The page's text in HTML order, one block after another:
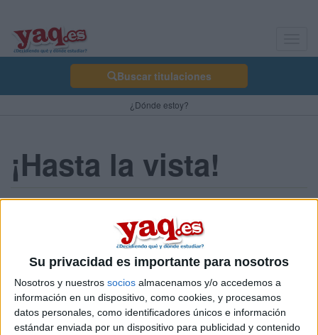
Su privacidad es importante para nosotros
Nosotros y nuestros socios almacenamos y/o accedemos a
información en un dispositivo, como cookies, y procesamos
datos personales, como identificadores únicos e información
estándar enviada por un dispositivo para publicidad y contenido
Buscar titulaciones
¿Dónde estoy?
¡Hasta la vista!
Cabalier 21/02/2013
Paso a escribir en el blog de un amigo. Me ha encantado formar
parte de esto, y ayudarme en lo que he podido a los novatos
(aunque ya estaba un poco cansado de muchos, y de tener que
repetirme tanto... echar un vistazo por los comentarios más
antiguos del foro, no es un delito).